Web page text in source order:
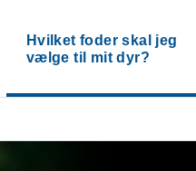
Hvilket foder skal jeg
vælge til mit dyr?